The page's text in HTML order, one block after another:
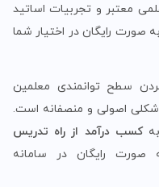
معتبر و تجربیات اساتید
صورت رایگان در اختیار شما
سطح توانمندی معلمین
اصولی و منصفانه است.
بهکسب درآمد از راه تدریس
صورت رایگان در سامانه